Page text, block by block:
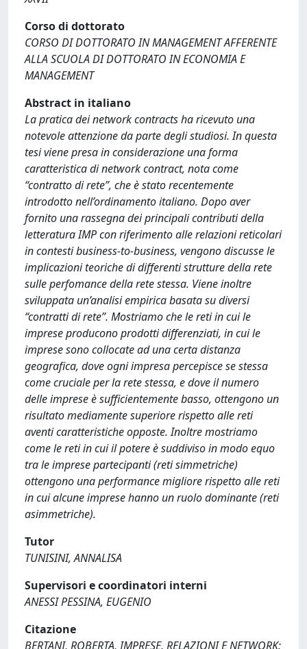
Corso di dottorato
CORSO DI DOTTORATO IN MANAGEMENT AFFERENTE
ALLA SCUOLA DI DOTTORATO IN ECONOMIA E
MANAGEMENT
Abstract in italiano
La pratica dei network contracts ha ricevuto una
notevole attenzione da parte degli studiosi. In questa
tesi viene presa in considerazione una forma
caratteristica di network contract, nota come
“contratto di rete”, che è stato recentemente
introdotto nell’ordinamento italiano. Dopo aver
fornito una rassegna dei principali contributi della
letteratura IMP con riferimento alle relazioni reticolari
in contesti business-to-business, vengono discusse le
implicazioni teoriche di differenti strutture della rete
sulle perfomance della rete stessa. Viene inoltre
sviluppata un’analisi empirica basata su diversi
“contratti di rete”. Mostriamo che le reti in cui le
imprese producono prodotti differenziati, in cui le
imprese sono collocate ad una certa distanza
geografica, dove ogni impresa percepisce se stessa
come cruciale per la rete stessa, e dove il numero
delle imprese è sufficientemente basso, ottengono un
risultato mediamente superiore rispetto alle reti
aventi caratteristiche opposte. Inoltre mostriamo
come le reti in cui il potere è suddiviso in modo equo
tra le imprese partecipanti (reti simmetriche)
ottengono una performance migliore rispetto alle reti
in cui alcune imprese hanno un ruolo dominante (reti
asimmetriche).
Tutor
TUNISINI, ANNALISA
Supervisori e coordinatori interni
ANESSI PESSINA, EUGENIO
Citazione
BERTANI, ROBERTA, IMPRESE, RELAZIONI E NETWORK: